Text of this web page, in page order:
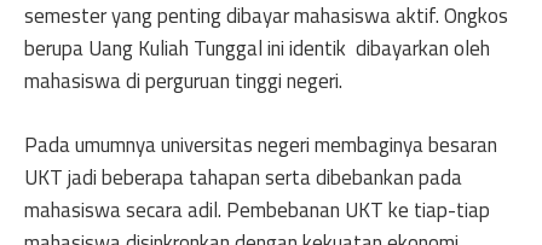
semester yang penting dibayar mahasiswa aktif. Ongkos
berupa Uang Kuliah Tunggal ini identik dibayarkan oleh
mahasiswa di perguruan tinggi negeri.
Pada umumnya universitas negeri membaginya besaran
UKT jadi beberapa tahapan serta dibebankan pada
mahasiswa secara adil. Pembebanan UKT ke tiap-tiap